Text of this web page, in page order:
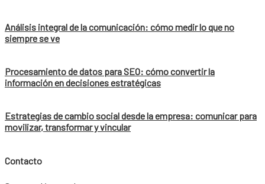
Análisis integral de la comunicación: cómo medir lo que no
siempre se ve
Procesamiento de datos para SEO: cómo convertir la
información en decisiones estratégicas
Estrategias de cambio social desde la empresa: comunicar para
movilizar, transformar y vincular
Contacto